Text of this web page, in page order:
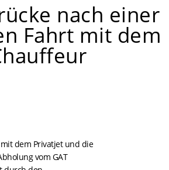
nach einer
Fahrt mit dem
dem Privatjet und die
vom GAT